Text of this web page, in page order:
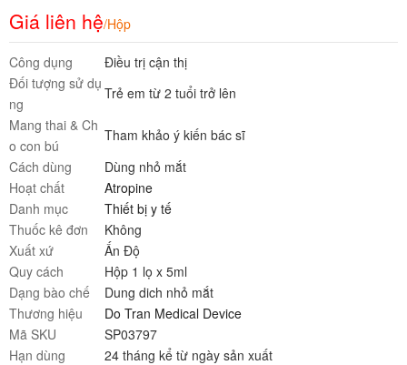
Giá liên hệ/Hộp
Công dụng
Điều trị cận thị
Đối tượng sử dụ
ng
Trẻ em từ 2 tuổi trở lên
Mang thai & Ch
o con bú
Tham khảo ý kiến bác sĩ
Cách dùng
Dùng nhỏ mắt
Hoạt chất
Atropine
Danh mục
Thiết bị y tế
Thuốc kê đơn
Không
Xuất xứ
Ấn Độ
Quy cách
Hộp 1 lọ x 5ml
Dạng bào chế
Dung dich nhỏ mắt
Thương hiệu
Do Tran Medical Device
Mã SKU
SP03797
Hạn dùng
24 tháng kể từ ngày sản xuất